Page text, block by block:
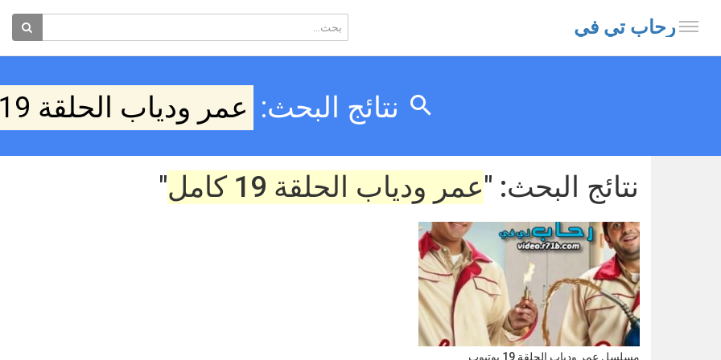
رحاب تي في
نتائج البحث: عمر ودياب الحلقة 19 كامل
نتائج البحث: "عمر ودياب الحلقة 19 كامل "
مسلسل عمر ودياب الحلقة 19 يوتيوب